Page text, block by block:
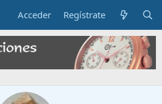
Acceder Regístrate